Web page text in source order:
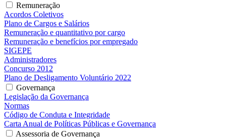
Remuneração
Acordos Coletivos
Plano de Cargos e Salários
Remuneração e quantitativo por cargo
Remuneração e benefícios por empregado
SIGEPE
Administradores
Concurso 2012
Plano de Desligamento Voluntário 2022
Governança
Legislação da Governança
Normas
Código de Conduta e Integridade
Carta Anual de Políticas Públicas e Governança
Assessoria de Governança